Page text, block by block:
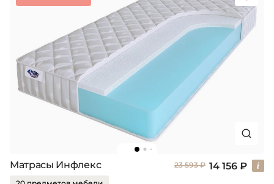
Матрасы Инфлекс 23 593 ₽ 14 156 ₽